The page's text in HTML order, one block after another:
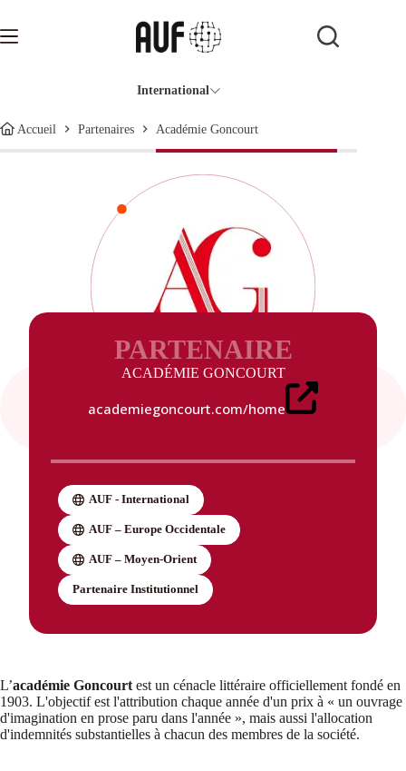
contenu
International
Accueil Partenaires Académie Goncourt
PARTENAIRE
ACADÉMIE GONCOURT
academiegoncourt.com/home
AUF - International
AUF – Europe Occidentale
AUF – Moyen-Orient
Partenaire Institutionnel
L’académie Goncourt est un cénacle littéraire officiellement fondé en
1903. L'objectif est l'attribution chaque année d'un prix à « un ouvrage
d'imagination en prose paru dans l'année », mais aussi l'allocation
d'indemnités substantielles à chacun des membres de la société.